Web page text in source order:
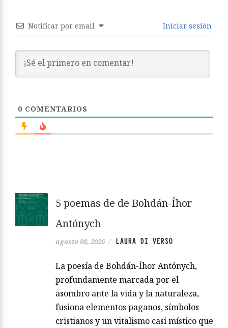
Notificar por email Iniciar sesión
0 COMENTARIOS
5 poemas de de Bohdán-Íhor
Antónych
agosto 08, 2026 / LAURA DI VERSO
La poesía de Bohdán-Íhor Antónych,
profundamente marcada por el
asombro ante la vida y la naturaleza,
fusiona elementos paganos, símbolos
cristianos y un vitalismo casi místico que